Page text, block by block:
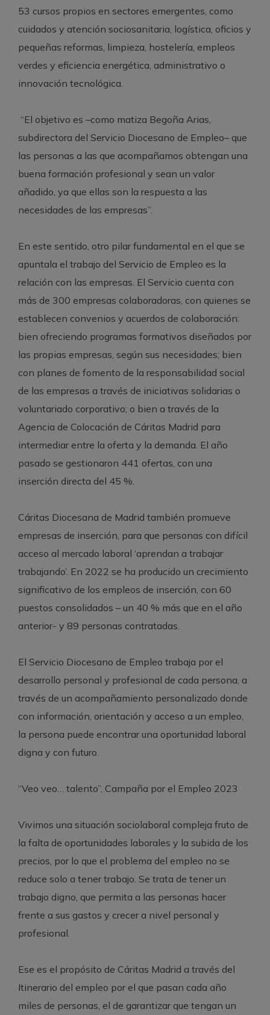
53 cursos propios en sectores emergentes, como
cuidados y atención sociosanitaria, logística, oficios y
pequeñas reformas, limpieza, hostelería, empleos
verdes y eficiencia energética, administrativo o
innovación tecnológica.
“El objetivo es –como matiza Begoña Arias,
subdirectora del Servicio Diocesano de Empleo– que
las personas a las que acompañamos obtengan una
buena formación profesional y sean un valor
añadido, ya que ellas son la respuesta a las
necesidades de las empresas”.
En este sentido, otro pilar fundamental en el que se
apuntala el trabajo del Servicio de Empleo es la
relación con las empresas. El Servicio cuenta con
más de 300 empresas colaboradoras, con quienes se
establecen convenios y acuerdos de colaboración:
bien ofreciendo programas formativos diseñados por
las propias empresas, según sus necesidades; bien
con planes de fomento de la responsabilidad social
de las empresas a través de iniciativas solidarias o
voluntariado corporativo; o bien a través de la
Agencia de Colocación de Cáritas Madrid para
intermediar entre la oferta y la demanda. El año
pasado se gestionaron 441 ofertas, con una
inserción directa del 45 %.
Cáritas Diocesana de Madrid también promueve
empresas de inserción, para que personas con difícil
acceso al mercado laboral ‘aprendan a trabajar
trabajando’. En 2022 se ha producido un crecimiento
significativo de los empleos de inserción, con 60
puestos consolidados – un 40 % más que en el año
anterior- y 89 personas contratadas.
El Servicio Diocesano de Empleo trabaja por el
desarrollo personal y profesional de cada persona, a
través de un acompañamiento personalizado donde
con información, orientación y acceso a un empleo,
la persona puede encontrar una oportunidad laboral
digna y con futuro.
“Veo veo… talento”, Campaña por el Empleo 2023
Vivimos una situación sociolaboral compleja fruto de
la falta de oportunidades laborales y la subida de los
precios, por lo que el problema del empleo no se
reduce solo a tener trabajo. Se trata de tener un
trabajo digno, que permita a las personas hacer
frente a sus gastos y crecer a nivel personal y
profesional.
Ese es el propósito de Cáritas Madrid a través del
Itinerario del empleo por el que pasan cada año
miles de personas, el de garantizar que tengan un